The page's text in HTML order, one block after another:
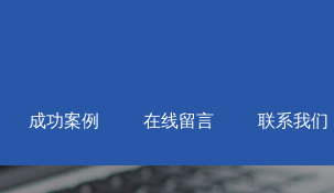
成功案例 在线留言 联系我们